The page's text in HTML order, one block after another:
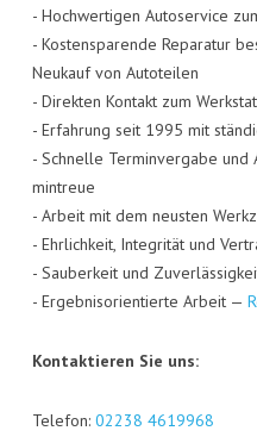
- Hoch­wer­ti­gen Auto­ser­vice
- Kos­ten­spa­ren­de Repa­ra­tur
Neu­kauf von Auto­tei­len
- Direk­ten Kon­takt zum
- Erfah­rung seit 1995 mit
- Schnel­le Ter­min­ver­ga­be
min­treue
- Arbeit mit dem neus­ten
- Ehr­lich­keit, Inte­gri­tät und
- Sau­ber­keit und
- Ergeb­nis­ori­en­tier­te Arbeit —
Kon­tak­tie­ren Sie uns:
Tele­fon: 02238 4619968